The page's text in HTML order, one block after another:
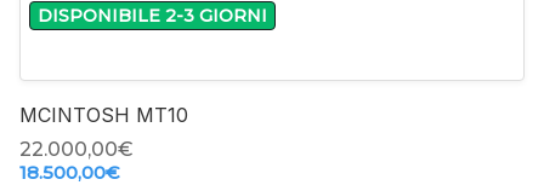
DISPONIBILE 2-3 GIORNI
MCINTOSH MT10
22.000,00‎€
18.500,00‎€